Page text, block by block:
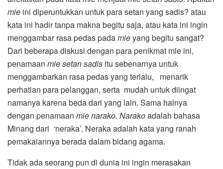
mie ini diperuntukkan untuk para setan yang sadis? atau
kata ini hadir tanpa makna begitu saja, atau kata ini ingin
menggambar rasa pedas padamieyang begitu sangat?
Dari beberapa diskusi dengan para penikmat mie ini,
penamaan mie setan sadis itu sebenarnya untuk
menggambarkan rasa pedas yang terlalu, menarik
perhatian para pelanggan, serta mudah untuk diingat
namanya karena beda dari yang lain. Sama halnya
dengan penamaan mie narako. Narakoadalah bahasa
Minang dari ‘neraka’. Neraka adalah kata yang ranah
pemakaiannya berada dalam bidang agama.
Tidak ada seorang pun di dunia ini ingin merasakan